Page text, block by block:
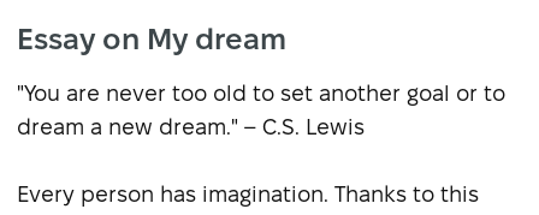
Essay on My dream
"You are never too old to set another goal or to
dream a new dream." – C.S. Lewis
Every person has imagination. Thanks to this